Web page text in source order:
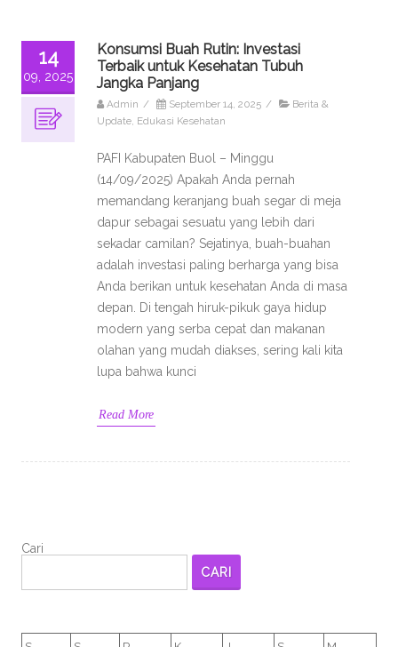
14
09, 2025
Konsumsi Buah Rutin: Investasi
Terbaik untuk Kesehatan Tubuh
Jangka Panjang
Admin / September 14, 2025 /
Berita &
Update Edukasi Kesehatan
PAFI Kabupaten Buol – Minggu
(14/09/2025) Apakah Anda pernah
memandang keranjang buah segar di meja
dapur sebagai sesuatu yang lebih dari
sekadar camilan? Sejatinya, buah-buahan
adalah investasi paling berharga yang bisa
Anda berikan untuk kesehatan Anda di masa
depan. Di tengah hiruk-pikuk gaya hidup
modern yang serba cepat dan makanan
olahan yang mudah diakses, sering kali kita
lupa bahwa kunci
Read More
Cari
CARI